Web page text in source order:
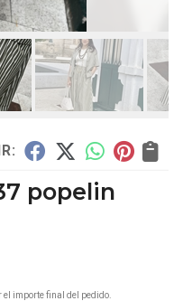
popelin
el importe final del pedido.